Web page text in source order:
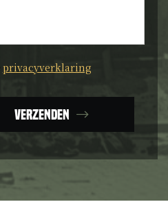
privacyverklaring
Verzenden